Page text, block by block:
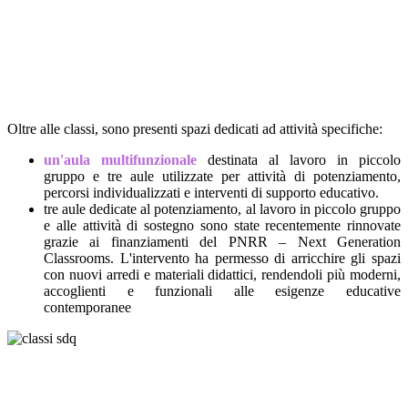
Oltre alle classi, sono presenti spazi dedicati ad attività specifiche:
un'aula multifunzionale destinata al lavoro in piccolo
gruppo e tre aule utilizzate per attività di potenziamento,
percorsi individualizzati e interventi di supporto educativo.
tre aule dedicate al potenziamento, al lavoro in piccolo gruppo
e alle attività di sostegno sono state recentemente rinnovate
grazie ai finanziamenti del PNRR – Next Generation
Classrooms. L'intervento ha permesso di arricchire gli spazi
con nuovi arredi e materiali didattici, rendendoli più moderni,
accoglienti e funzionali alle esigenze educative
contemporanee